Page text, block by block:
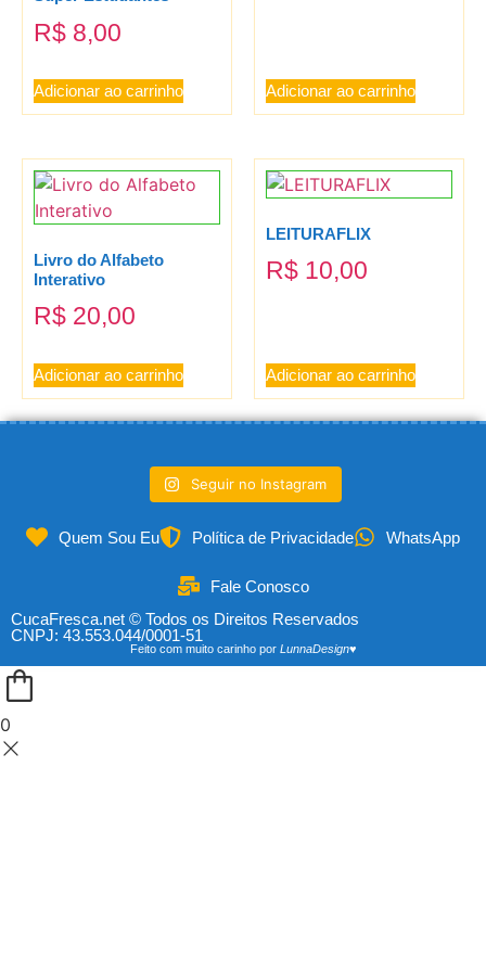
R$ 8,00
Adicionar ao carrinho Adicionar ao carrinho
Livro do Alfabeto
Interativo
R$ 20,00
Adicionar ao carrinho
LEITURAFLIX
R$ 10,00
Adicionar ao carrinho
Seguir no Instagram
Quem Sou Eu Política de Privacidade WhatsApp
Fale Conosco
CucaFresca.net © Todos os Direitos Reservados
CNPJ: 43.553.044/0001-51
Feito com muito carinho por LunnaDesign♥
0